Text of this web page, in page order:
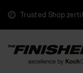
Trusted Shop